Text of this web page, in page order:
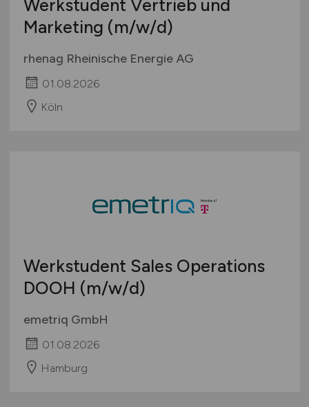
Werkstudent Vertrieb und
Marketing (m/w/d)
rhenag Rheinische Energie AG
01.08.2026
Köln
Werkstudent Sales Operations
DOOH (m/w/d)
emetriq GmbH
01.08.2026
Hamburg